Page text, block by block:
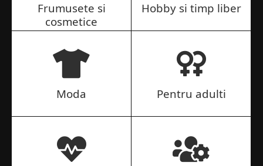
Frumusete si
cosmetice
Hobby si timp liber
Moda Pentru adulti